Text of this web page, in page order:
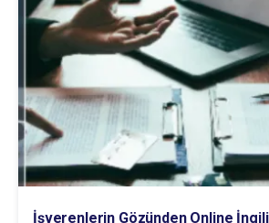
İşverenlerin Gözünden Online